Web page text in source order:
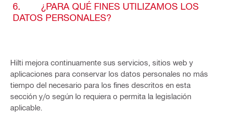
6. ¿PARA QUÉ FINES UTILIZAMOS LOS
DATOS PERSONALES?
Hilti mejora continuamente sus servicios, sitios web y
aplicaciones para conservar los datos personales no más
tiempo del necesario para los fines descritos en esta
sección y/o según lo requiera o permita la legislación
aplicable.